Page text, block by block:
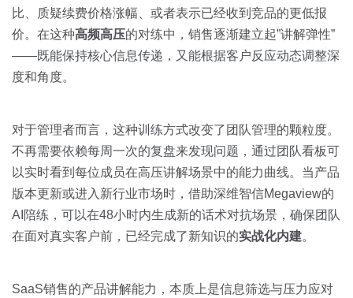
比、质疑续费价格涨幅、或者表示已经收到竞品的更低报
价。在这种高频高压的对练中，销售逐渐建立起”讲解弹性”
——既能保持核心信息传递，又能根据客户反应动态调整深
度和角度。
对于管理者而言，这种训练方式改变了团队管理的颗粒度。
不再需要依赖每周一次的复盘来发现问题，通过团队看板可
以实时看到每位成员在高压讲解场景中的能力曲线。当产品
版本更新或进入新行业市场时，借助深维智信Megaview的
AI陪练，可以在48小时内生成新的话术对抗场景，确保团队
在面对真实客户前，已经完成了新知识的实战化内建。
SaaS销售的产品讲解能力，本质上是信息筛选与压力应对